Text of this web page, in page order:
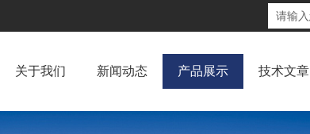
关于我们 新闻动态 产品展示 技术文章